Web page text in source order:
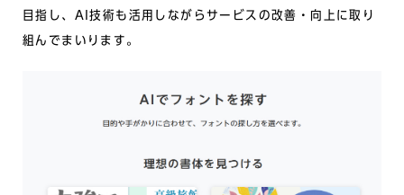
目指し、AI技術も活用しながらサービスの改善・向上に取り
組んでまいります。